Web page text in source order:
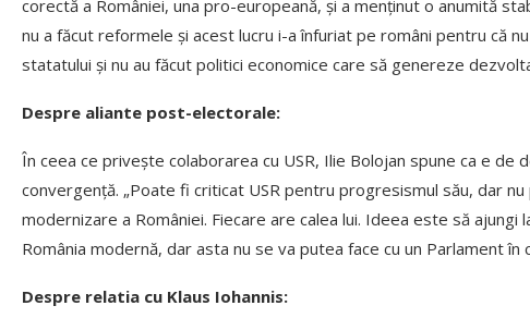
corectă a României, una pro-europeană, şi a menţinut o anumită
nu a făcut reformele şi acest lucru i-a înfuriat pe români pentru că
statatului şi nu au făcut politici economice care să genereze
Despre aliante post-electorale:
În ceea ce priveşte colaborarea cu USR, Ilie Bolojan spune ca e
convergenţă. „Poate fi criticat USR pentru progresismul său, dar
modernizare a României. Fiecare are calea lui. Ideea este să
România modernă, dar asta nu se va putea face cu un Parlament în
Despre relatia cu Klaus Iohannis: